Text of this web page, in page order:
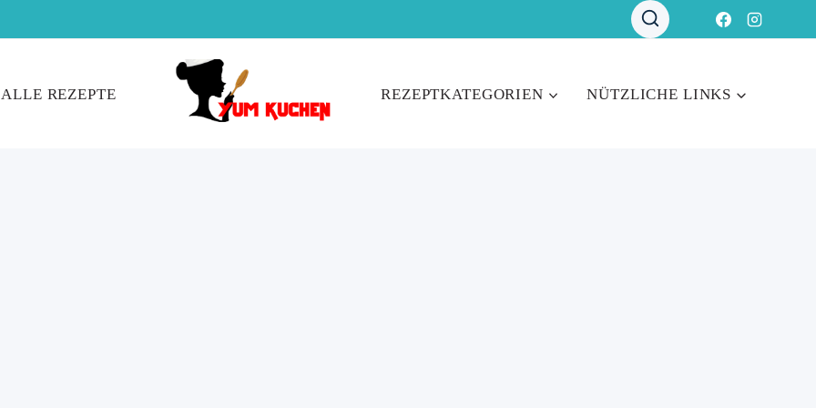
ALLE REZEPTE REZEPTKATEGORIEN NÜTZLICHE LINKS